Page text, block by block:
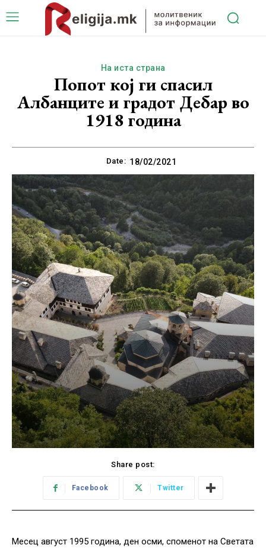
На иста страна
Попот кој ги спасил
Албанците и градот Дебар во
1918 година
Date: 18/02/2021
Share post:
Facebook Twitter
Месец август 1995 година, ден осми, споменот на Светата